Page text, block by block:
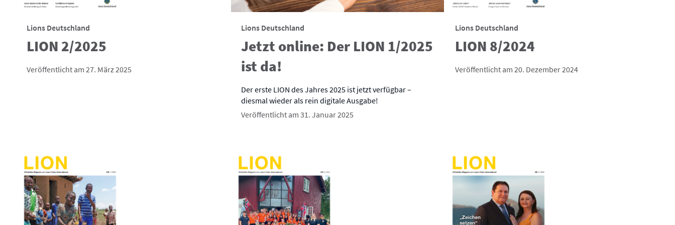
Lions Deutschland
LION 2/2025
Veröffentlicht am 27. März 2025
Lions Deutschland
Jetzt online: Der LION 1/2025
ist da!
Der erste LION des Jahres 2025 ist jetzt verfügbar –
diesmal wieder als rein digitale Ausgabe!
Veröffentlicht am 31. Januar 2025
Lions Deutschland
LION 8/2024
Veröffentlicht am 20. Dezember 2024